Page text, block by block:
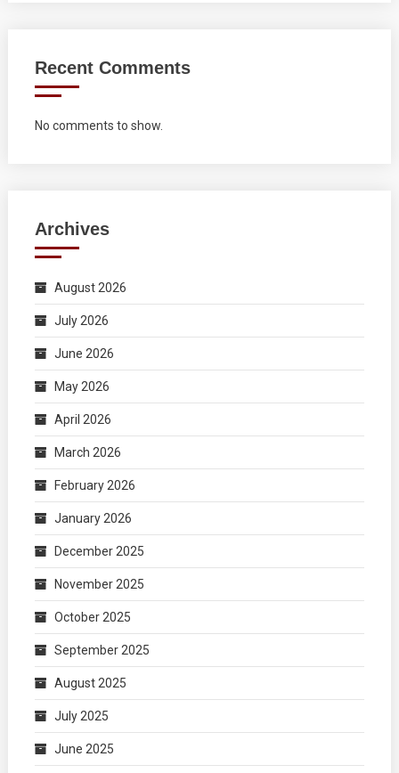
Recent Comments
No comments to show.
Archives
August 2026
July 2026
June 2026
May 2026
April 2026
March 2026
February 2026
January 2026
December 2025
November 2025
October 2025
September 2025
August 2025
July 2025
June 2025